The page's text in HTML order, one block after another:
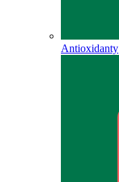
Antioxidanty